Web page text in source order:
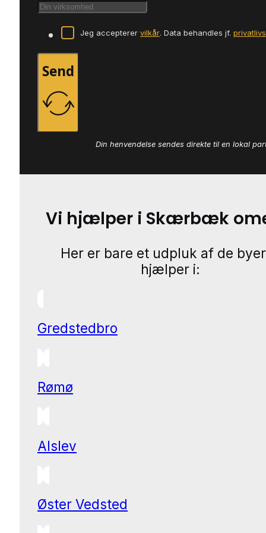
Jeg accepterer vilkår. Data behandles jf.
Send
Din henvendelse sendes direkte til en lokal
Vi hjælper i Skærbæk
Her er bare et udpluk af de
hjælper i:
Gredstedbro
Rømø
Alslev
Øster Vedsted